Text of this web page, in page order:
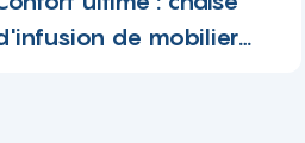
de mobilier